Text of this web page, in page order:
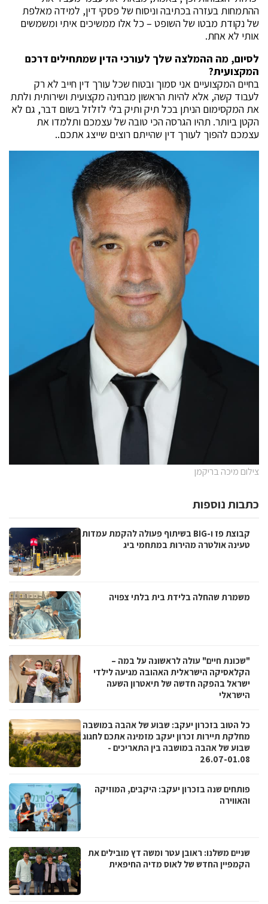
ההתמחות בעזרה בכתיבה וניסוח של פסקי דין, למידה מאלפת
של נקודת מבטו של השופט – כל אלו ממשיכים איתי ומשמשים
אותי לא אחת.
לסיום, מה ההמלצה שלך לעורכי הדין שמתחילים דרכם
המקצועית?
בחיים המקצועיים אני סמוך ובטוח שכל עורך דין חייב לא רק
לעבוד קשה, אלא להיות הראשון מבחינה מקצועית ושירותית ולתת
את המקסימום הניתן בכל תיק ותיק בלי לזלזל בשום דבר, גם לא
הקטן ביותר. תהיו הגרסה הכי טובה של עצמכם ותלמדו את
עצמכם להפוך לעורך דין שהייתם רוצים שייצג אתכם..
צילום מיכה בריקמן
כתבות נוספות
קבוצת פז ו-BIG בשיתוף פעולה להקמת עמדות
טעינה אולטרה מהירות במתחמי ביג
משמרת שהחלה בלידת בית בלתי צפויה
"שכונת חיים" עולה לראשונה על במה –
הקלאסיקה הישראלית האהובה מגיעה לילדי
ישראל בהפקה חדשה של תיאטרון השעה
הישראלי
כל הטוב בזכרון יעקב: שבוע של אהבה במושבה
מחלקת תיירות זכרון יעקב מזמינה אתכם לחגוג
שבוע של אהבה במושבה בין התאריכים -
26.07-01.08
פותחים שנה בזכרון יעקב: היקבים, המוזיקה
והאווירה
שניים משלנו: ראובן עטר ומשה דץ מובילים את
הקמפיין החדש של לאוס מדיה החיפאית